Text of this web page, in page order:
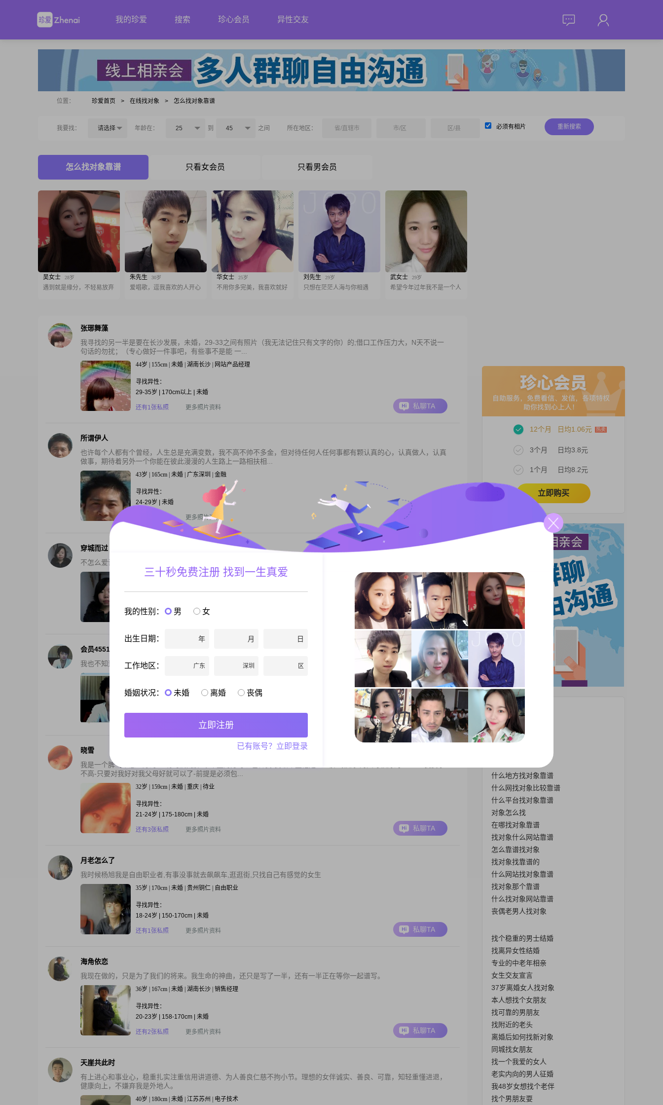
我的珍爱 搜索 珍心会员 异性交友
位置： 珍爱首页 > 在线找对象 > 怎么找对象靠谱
我要找： 请选择 年龄在： 25 到 45 之间 所在地区： 省/直辖市 市/区 区/县 必须有相片 重新搜索
怎么找对象靠谱 只看女会员 只看男会员
吴女士 28岁
遇到就是缘分，不轻易放弃
朱先生 30岁
爱唱歌，逗我喜欢的人开心
华女士 25岁
不用你多完美，我喜欢就好
刘先生 29岁
只想在茫茫人海与你相遇
武女士 29岁
希望今年过年我不是一个人
张琊舞藻
我寻找的另一半是要在长沙发展，未婚，29-33之间有照片（我无法记住只有文字的你）的;借口工作压力大，N天不说一
句话的勿扰；（专心做好一件事吧，有些事不是能 一...
44岁 | 155cm | 未婚 | 湖南长沙 | 网站产品经理
寻找异性：
29-35岁 | 170cm以上 | 未婚
还有1张私照 更多照片资料 私聊TA
所谓伊人
也许每个人都有个曾经，人生总是充满变数，我不高不帅不多金，但对待任何人任何事都有颗认真的心，认真做人，认真
做事，期待着另外一个你能在彼此漫漫的人生路上一路相扶相...
43岁 | 165cm | 未婚 | 广东深圳 | 金融
寻找异性：
24-29岁 | 未婚
更多照片资料
穿城而过
不怎么爱说话的我希望找到一个开朗的爱人，一起孝顺父母，品味生活，共赴美好未来。
40岁 | 161cm | 未婚 | 山西晋中 | 中学教师
寻找异性：
私聊TA
会员45510637
我也不知道怎么介绍自己...反正就是一个很普通的男人..我要找一个可以跟我结婚过一生的人
寻找异性：
更多照片资料 私聊TA
晓雪
我是一个脾气不怎么好的人-有时爱闹脾气-希望对方可以包容我-我最希望他是一个脾气很好-对父母很好的一个人-我要求
不高-只要对我好对我父母好就可以了-前提是必须包...
32岁 | 159cm | 未婚 | 重庆 | 待业
寻找异性：
21-24岁 | 175-180cm | 未婚
还有3张私照 更多照片资料 私聊TA
月老怎么了
我时候杨旭我是自由职业者,有事没事就去飙飙车,逛逛街,只找自己有感觉的女生
35岁 | 170cm | 未婚 | 贵州铜仁 | 自由职业
寻找异性：
18-24岁 | 150-170cm | 未婚
还有1张私照 更多照片资料 私聊TA
海角依恋
我现在做的，只是为了我们的将来。我生命的神曲，还只是写了一半，还有一半正在等你一起谱写。
36岁 | 167cm | 未婚 | 湖南长沙 | 销售经理
寻找异性：
20-23岁 | 158-170cm | 未婚
还有2张私照 更多照片资料 私聊TA
天崖共此时
有上进心和事业心，稳重扎实注重信用讲道德、为人善良仁慈不拘小节。理想的女伴诚实、善良、可靠，知轻重懂进退，
健康向上，不嫌弃我是外地人。
40岁 | 180cm | 未婚 | 江苏苏州 | 电子技术
12个月 日均1.06元
3个月 日均3.8元
1个月 日均8.2元
立即购买
热门栏目
怎样找对象靠谱
什么网找对象靠谱
什么地方找对象靠谱
什么网找对象比较靠谱
什么平台找对象靠谱
对象怎么找
在哪找对象靠谱
找对象什么网站靠谱
怎么靠谱找对象
找对象找靠谱的
什么网站找对象靠谱
找对象那个靠谱
什么找对象网站靠谱
丧偶老男人找对象
找个稳重的男士结婚
找离异女性结婚
专业的中老年相亲
女生交友宣言
37岁离婚女人找对象
本人想找个女朋友
找可靠的男朋友
找附近的老头
离婚后如何找新对象
同城找女朋友
找一个我爱的女人
老实内向的男人征婚
我48岁女想找个老伴
找个男朋友耍
三十秒免费注册 找到一生真爱
我的性别： 男 女
出生日期： 年 月 日
工作地区： 广东 深圳 区
婚姻状况： 未婚 离婚 丧偶
立即注册
已有账号？立即登录